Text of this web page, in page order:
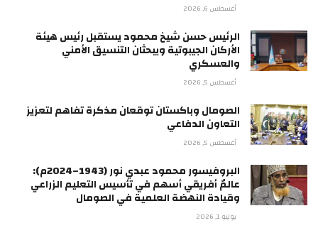
أغسطس 6, 2026
الرئيس حسن شيخ محمود يستقبل رئيس هيئة
الأركان الجيبوتية ويبحثان التنسيق الأمني
والعسكري
أغسطس 5, 2026
الصومال وباكستان توقعان مذكرة تفاهم لتعزيز
التعاون الدفاعي
أغسطس 5, 2026
البروفيسور محمود عبدي نور (1943–2024م):
عالمٌ أفريقي أسهم في تأسيس التعليم الزراعي
وقيادة النهضة العلمية في الصومال
يوليو 1, 2026